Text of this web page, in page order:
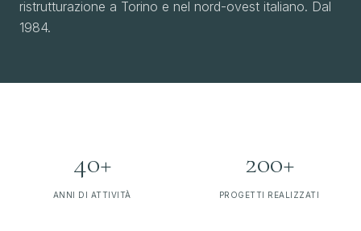
ristrutturazione a Torino e nel nord-ovest italiano. Dal
1984.
40+
ANNI DI ATTIVITÀ
200+
PROGETTI REALIZZATI